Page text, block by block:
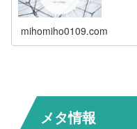
mihomiho0109.com
メタ情報